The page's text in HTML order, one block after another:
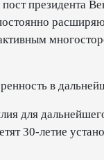
президента
в
для
30-летие